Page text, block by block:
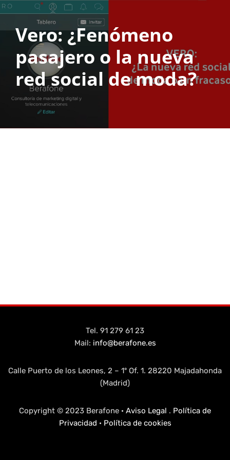
Saltar
contenido
Vero: ¿Fenómeno
pasajero o la nueva
red social de moda?
Tel. 91 279 61 23
Mail: info@berafone.es
Calle Puerto de los Leones, 2 – 1º Of. 1. 28220 Majadahonda
(Madrid)
Copyright © 2023 Berafone · Aviso Legal . Política de
Privacidad · Política de cookies